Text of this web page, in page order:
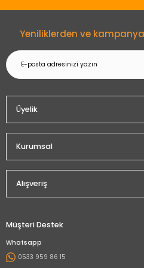
Yeniliklerden ve
Üyelik
Kurumsal
Alışveriş
Müşteri Destek
Whatsapp
0533 959 86 15